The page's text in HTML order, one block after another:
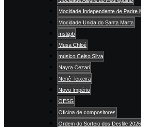
Mocidade Independente de Padre
Mocidade Unida do Santa Marta
ms&pb
Musa Chloé
músico Celso Silva
Nayra Cezari
Nenê Teixeira
Novo Império
OESG
Oficina de compositores
Ordem do Sorteio dos Desfile 2026